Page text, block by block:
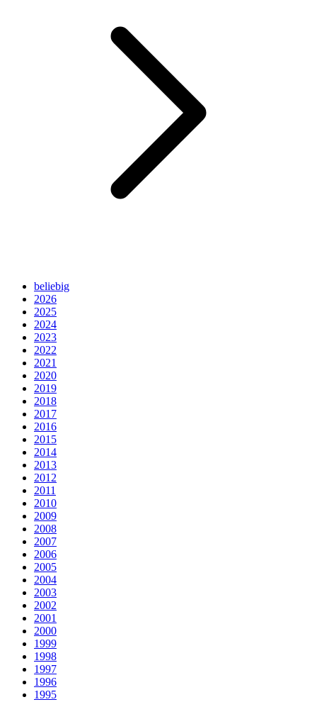
beliebig
2026
2025
2024
2023
2022
2021
2020
2019
2018
2017
2016
2015
2014
2013
2012
2011
2010
2009
2008
2007
2006
2005
2004
2003
2002
2001
2000
1999
1998
1997
1996
1995